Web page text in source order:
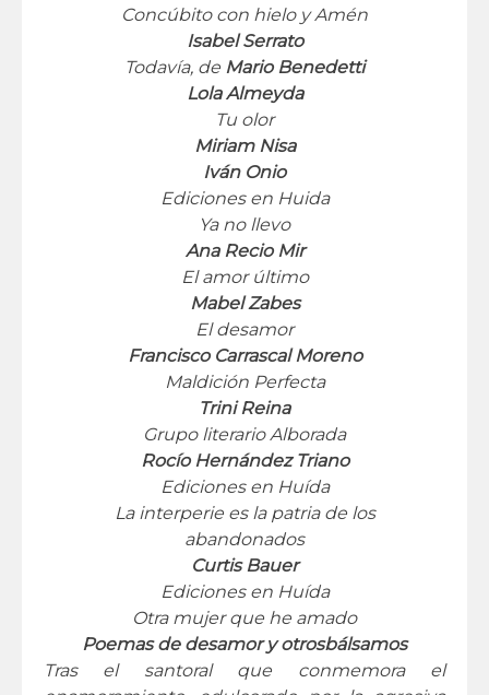
Concúbito con hielo y Amén
Isabel Serrato
Todavía, de Mario Benedetti
Lola Almeyda
Tu olor
Miriam Nisa
Iván Onio
Ediciones en Huida
Ya no llevo
Ana Recio Mir
El amor último
Mabel Zabes
El desamor
Francisco Carrascal Moreno
Maldición Perfecta
Trini Reina
Grupo literario Alborada
Rocío Hernández Triano
Ediciones en Huída
La interperie es la patria de los
abandonados
Curtis Bauer
Ediciones en Huída
Otra mujer que he amado
Poemas de desamor y otrosbálsamos
Tras el santoral que conmemora el